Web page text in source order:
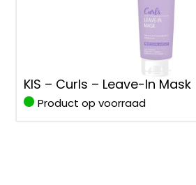
KIS – Curls – Leave-In Mask
Product op voorraad